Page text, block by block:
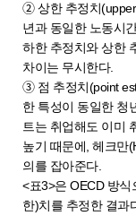
➁ 상한 추정치
년과 동일한 노동시
하한 추정치와 상한
차이는 무시한다.
➂ 점 추정치(point
한 특성이 동일한 청
트는 취업해도 이미
높기 때문에, 헤크만
의를 잡아준다.
<표3>은 OECD 방
한)치를 추정한 결과